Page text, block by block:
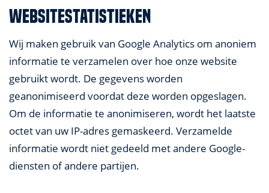
Websitestatistieken
Wij maken gebruik van Google Analytics om anoniem
informatie te verzamelen over hoe onze website
gebruikt wordt. De gegevens worden
geanonimiseerd voordat deze worden opgeslagen.
Om de informatie te anonimiseren, wordt het laatste
octet van uw IP-adres gemaskeerd. Verzamelde
informatie wordt niet gedeeld met andere Google-
diensten of andere partijen.